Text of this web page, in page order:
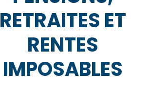
RETRAITES ET
RENTES
IMPOSABLES